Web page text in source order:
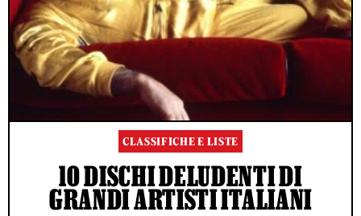
CLASSIFICHE E LISTE
10 DISCHI DELUDENTI DI
GRANDI ARTISTI ITALIANI